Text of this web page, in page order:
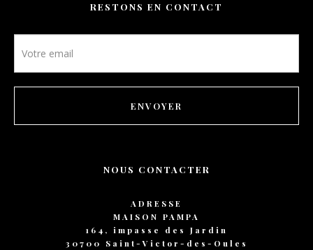
RESTONS EN CONTACT
Newsletter
footer
ENVOYER
NOUS CONTACTER
ADRESSE
MAISON PAMPA
164, impasse des Jardin
30700 Saint-Victor-des-Oules